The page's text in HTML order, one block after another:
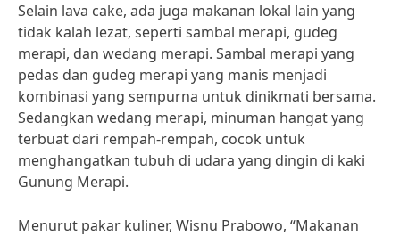
Selain lava cake, ada juga makanan lokal lain yang
tidak kalah lezat, seperti sambal merapi, gudeg
merapi, dan wedang merapi. Sambal merapi yang
pedas dan gudeg merapi yang manis menjadi
kombinasi yang sempurna untuk dinikmati bersama.
Sedangkan wedang merapi, minuman hangat yang
terbuat dari rempah-rempah, cocok untuk
menghangatkan tubuh di udara yang dingin di kaki
Gunung Merapi.
Menurut pakar kuliner, Wisnu Prabowo, “Makanan